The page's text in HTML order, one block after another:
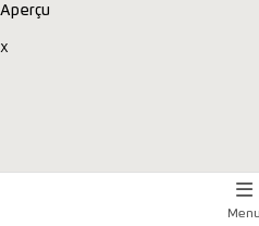
Aperçu
x
Menu